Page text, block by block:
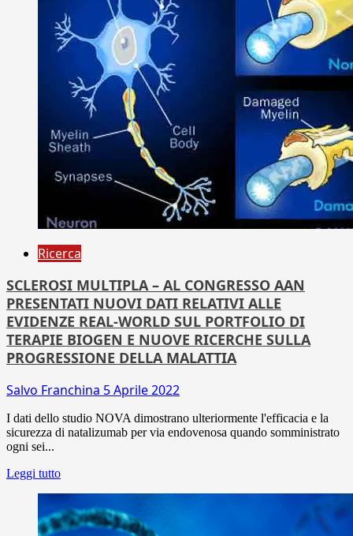
Ricerca
SCLEROSI MULTIPLA – AL CONGRESSO AAN
PRESENTATI NUOVI DATI RELATIVI ALLE
EVIDENZE REAL-WORLD SUL PORTFOLIO DI
TERAPIE BIOGEN E NUOVE RICERCHE SULLA
PROGRESSIONE DELLA MALATTIA
Salvo Franchina 5 Aprile 2022
I dati dello studio NOVA dimostrano ulteriormente l'efficacia e la
sicurezza di natalizumab per via endovenosa quando somministrato
ogni sei...
Leggi tutto